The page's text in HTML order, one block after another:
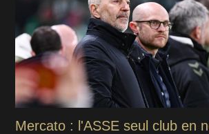
Mercato : l'ASSE seul club en